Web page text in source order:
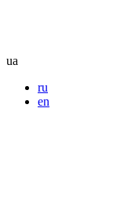
ua
ru
en